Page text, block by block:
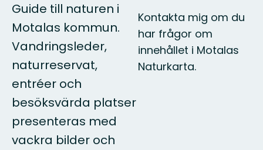
Guide till naturen i
Motalas kommun.
Vandringsleder,
naturreservat,
entréer och
besöksvärda platser
presenteras med
vackra bilder och
Kontakta mig om du
har frågor om
innehållet i Motalas
Naturkarta.